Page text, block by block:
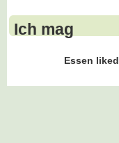
Ich mag
Essen liked